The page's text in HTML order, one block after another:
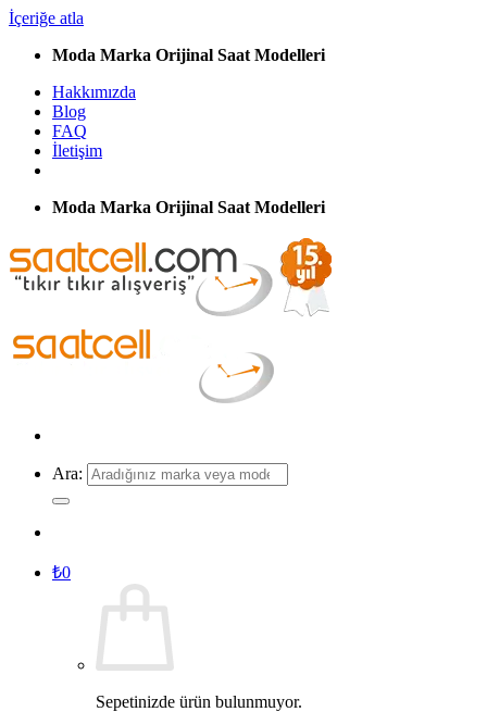
İçeriğe atla
Moda Marka Orijinal Saat Modelleri
Hakkımızda
Blog
FAQ
İletişim
Moda Marka Orijinal Saat Modelleri
Ara:
₺0
Sepetinizde ürün bulunmuyor.